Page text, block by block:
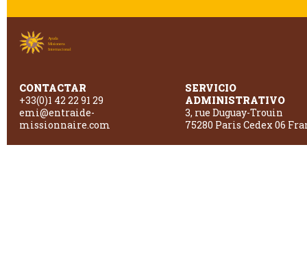
CONTACTAR
+33(0)1 42 22 91 29
emi@entraide-
missionnaire.com
SERVICIO
ADMINISTRATIVO
3, rue Duguay-Trouin
75280 Paris Cedex 06